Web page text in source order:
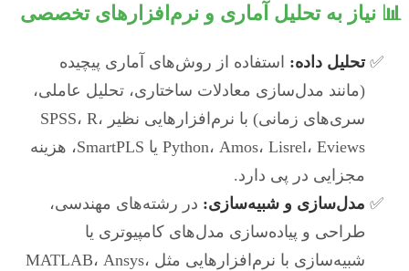
📊 نیاز به تحلیل آماری و نرم‌افزارهای تخصصی
تحلیل داده: استفاده از روش‌های آماری پیچیده
(مانند مدل‌سازی معادلات ساختاری، تحلیل عاملی،
سری‌های زمانی) با نرم‌افزارهایی نظیر SPSS، R،
Python، Amos، Lisrel، Eviews یا SmartPLS، هزینه
مجزایی در پی دارد.
مدل‌سازی و شبیه‌سازی: در رشته‌های مهندسی،
طراحی و پیاده‌سازی مدل‌های کامپیوتری یا
شبیه‌سازی با نرم‌افزارهایی مثل MATLAB، Ansys،